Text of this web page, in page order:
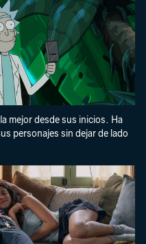
mejor desde sus inicios. Ha
personajes sin dejar de lado